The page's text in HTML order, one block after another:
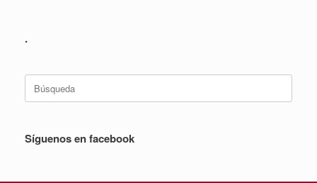
.
Síguenos en facebook